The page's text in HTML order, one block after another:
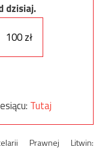
dzisiaj.
100 zł
Tutaj
Prawnej Litwin: